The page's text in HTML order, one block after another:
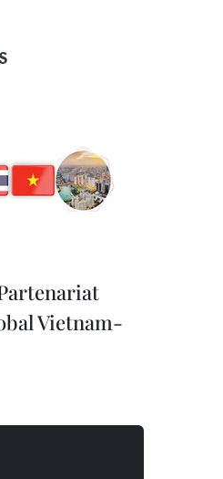
Vietnam-